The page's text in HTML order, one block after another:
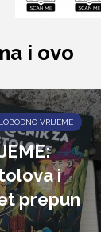
i ovo
VRIJEME
i
prepun